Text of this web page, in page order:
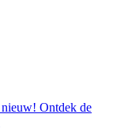
nieuw! Ontdek de